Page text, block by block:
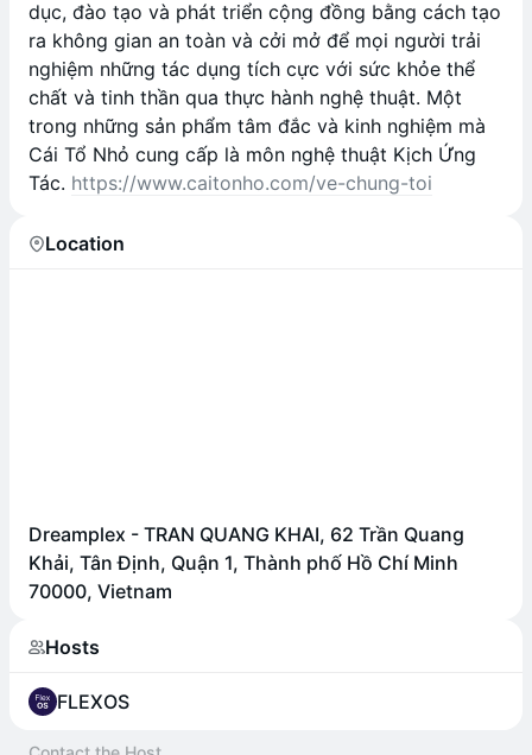
dục, đào tạo và phát triển cộng đồng bằng cách tạo
ra không gian an toàn và cởi mở để mọi người trải
nghiệm những tác dụng tích cực với sức khỏe thể
chất và tinh thần qua thực hành nghệ thuật. Một
trong những sản phẩm tâm đắc và kinh nghiệm mà
Cái Tổ Nhỏ cung cấp là môn nghệ thuật Kịch Ứng
Tác. https://www.caitonho.com/ve-chung-toi
Location
Dreamplex - TRAN QUANG KHAI, 62 Trần Quang
Khải, Tân Định, Quận 1, Thành phố Hồ Chí Minh
70000, Vietnam
Hosts
FLEXOS